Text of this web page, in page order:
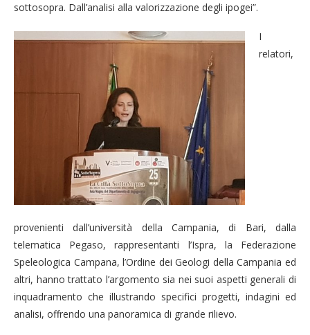
sottosopra. Dall’analisi alla valorizzazione degli ipogei”.
I
relatori,
provenienti dall’università della Campania, di Bari, dalla
telematica Pegaso, rappresentanti l’Ispra, la Federazione
Speleologica Campana, l’Ordine dei Geologi della Campania ed
altri, hanno trattato l’argomento sia nei suoi aspetti generali di
inquadramento che illustrando specifici progetti, indagini ed
analisi, offrendo una panoramica di grande rilievo.